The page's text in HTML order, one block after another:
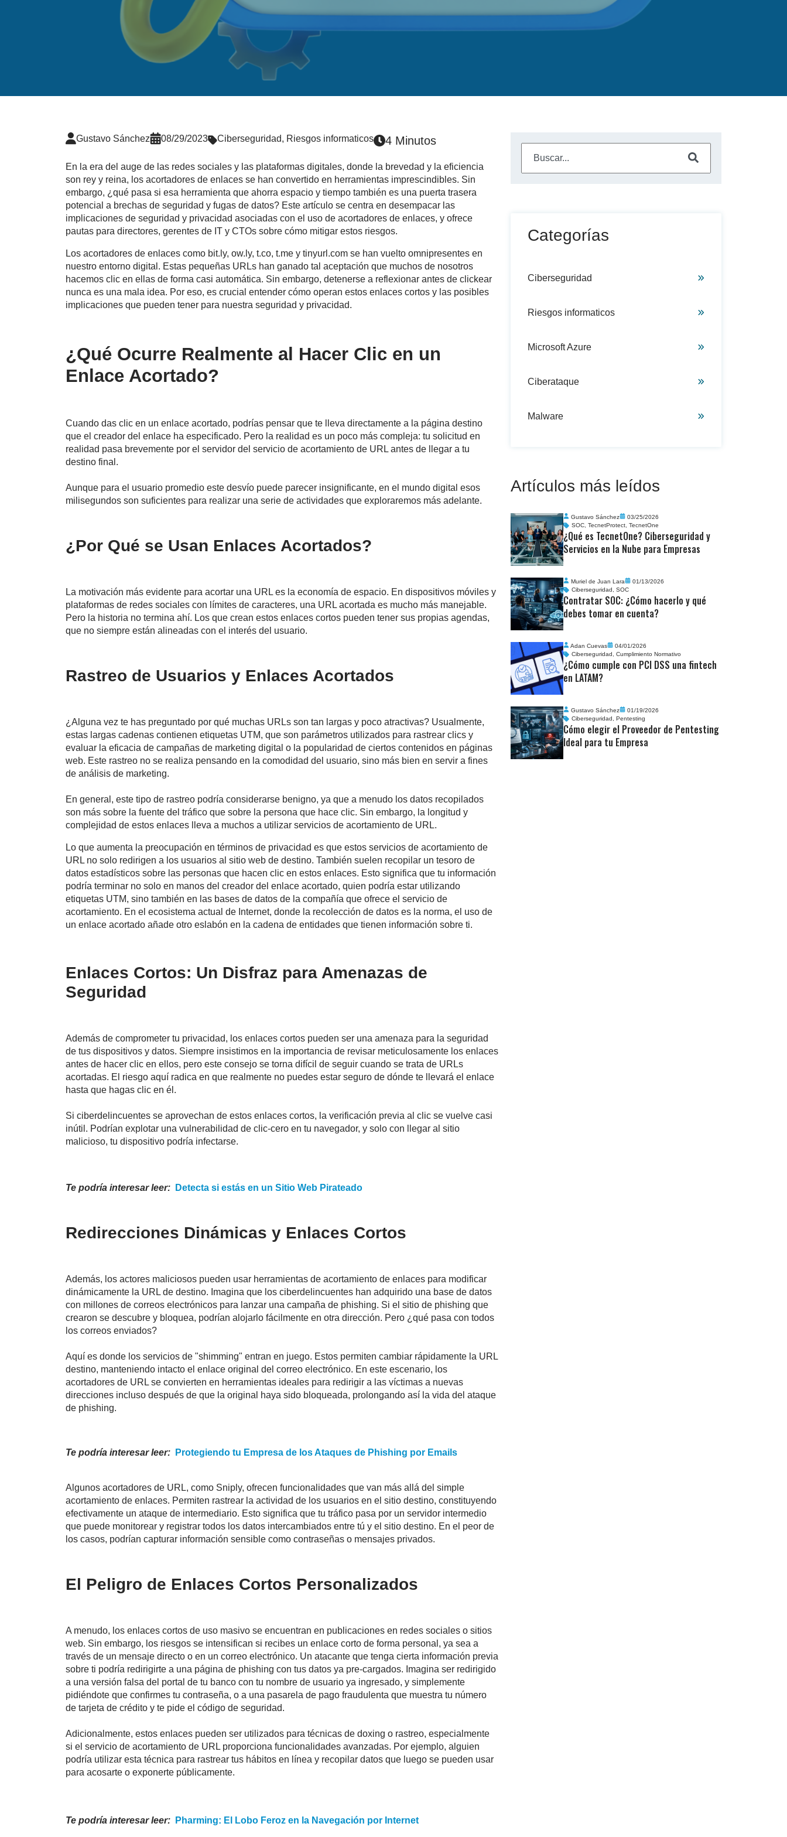
Gustavo Sánchez 08/29/2023 Ciberseguridad, Riesgos informaticos 4 Minutos
En la era del auge de las redes sociales y las plataformas digitales, donde la brevedad y la eficiencia
son rey y reina, los acortadores de enlaces se han convertido en herramientas imprescindibles. Sin
embargo, ¿qué pasa si esa herramienta que ahorra espacio y tiempo también es una puerta trasera
potencial a brechas de seguridad y fugas de datos? Este artículo se centra en desempacar las
implicaciones de seguridad y privacidad asociadas con el uso de acortadores de enlaces, y ofrece
pautas para directores, gerentes de IT y CTOs sobre cómo mitigar estos riesgos.
Los acortadores de enlaces como bit.ly, ow.ly, t.co, t.me y tinyurl.com se han vuelto omnipresentes en
nuestro entorno digital. Estas pequeñas URLs han ganado tal aceptación que muchos de nosotros
hacemos clic en ellas de forma casi automática. Sin embargo, detenerse a reflexionar antes de clickear
nunca es una mala idea. Por eso, es crucial entender cómo operan estos enlaces cortos y las posibles
implicaciones que pueden tener para nuestra seguridad y privacidad.
¿Qué Ocurre Realmente al Hacer Clic en un
Enlace Acortado?
Cuando das clic en un enlace acortado, podrías pensar que te lleva directamente a la página destino
que el creador del enlace ha especificado. Pero la realidad es un poco más compleja: tu solicitud en
realidad pasa brevemente por el servidor del servicio de acortamiento de URL antes de llegar a tu
destino final.
Aunque para el usuario promedio este desvío puede parecer insignificante, en el mundo digital esos
milisegundos son suficientes para realizar una serie de actividades que exploraremos más adelante.
¿Por Qué se Usan Enlaces Acortados?
La motivación más evidente para acortar una URL es la economía de espacio. En dispositivos móviles y
plataformas de redes sociales con límites de caracteres, una URL acortada es mucho más manejable.
Pero la historia no termina ahí. Los que crean estos enlaces cortos pueden tener sus propias agendas,
que no siempre están alineadas con el interés del usuario.
Rastreo de Usuarios y Enlaces Acortados
¿Alguna vez te has preguntado por qué muchas URLs son tan largas y poco atractivas? Usualmente,
estas largas cadenas contienen etiquetas UTM, que son parámetros utilizados para rastrear clics y
evaluar la eficacia de campañas de marketing digital o la popularidad de ciertos contenidos en páginas
web. Este rastreo no se realiza pensando en la comodidad del usuario, sino más bien en servir a fines
de análisis de marketing.
En general, este tipo de rastreo podría considerarse benigno, ya que a menudo los datos recopilados
son más sobre la fuente del tráfico que sobre la persona que hace clic. Sin embargo, la longitud y
complejidad de estos enlaces lleva a muchos a utilizar servicios de acortamiento de URL.
Lo que aumenta la preocupación en términos de privacidad es que estos servicios de acortamiento de
URL no solo redirigen a los usuarios al sitio web de destino. También suelen recopilar un tesoro de
datos estadísticos sobre las personas que hacen clic en estos enlaces. Esto significa que tu información
podría terminar no solo en manos del creador del enlace acortado, quien podría estar utilizando
etiquetas UTM, sino también en las bases de datos de la compañía que ofrece el servicio de
acortamiento. En el ecosistema actual de Internet, donde la recolección de datos es la norma, el uso de
un enlace acortado añade otro eslabón en la cadena de entidades que tienen información sobre ti.
Enlaces Cortos: Un Disfraz para Amenazas de
Seguridad
Además de comprometer tu privacidad, los enlaces cortos pueden ser una amenaza para la seguridad
de tus dispositivos y datos. Siempre insistimos en la importancia de revisar meticulosamente los enlaces
antes de hacer clic en ellos, pero este consejo se torna difícil de seguir cuando se trata de URLs
acortadas. El riesgo aquí radica en que realmente no puedes estar seguro de dónde te llevará el enlace
hasta que hagas clic en él.
Si ciberdelincuentes se aprovechan de estos enlaces cortos, la verificación previa al clic se vuelve casi
inútil. Podrían explotar una vulnerabilidad de clic-cero en tu navegador, y solo con llegar al sitio
malicioso, tu dispositivo podría infectarse.
Te podría interesar leer: Detecta si estás en un Sitio Web Pirateado
Redirecciones Dinámicas y Enlaces Cortos
Además, los actores maliciosos pueden usar herramientas de acortamiento de enlaces para modificar
dinámicamente la URL de destino. Imagina que los ciberdelincuentes han adquirido una base de datos
con millones de correos electrónicos para lanzar una campaña de phishing. Si el sitio de phishing que
crearon se descubre y bloquea, podrían alojarlo fácilmente en otra dirección. Pero ¿qué pasa con todos
los correos enviados?
Aquí es donde los servicios de "shimming" entran en juego. Estos permiten cambiar rápidamente la URL
destino, manteniendo intacto el enlace original del correo electrónico. En este escenario, los
acortadores de URL se convierten en herramientas ideales para redirigir a las víctimas a nuevas
direcciones incluso después de que la original haya sido bloqueada, prolongando así la vida del ataque
de phishing.
Te podría interesar leer: Protegiendo tu Empresa de los Ataques de Phishing por Emails
Algunos acortadores de URL, como Sniply, ofrecen funcionalidades que van más allá del simple
acortamiento de enlaces. Permiten rastrear la actividad de los usuarios en el sitio destino, constituyendo
efectivamente un ataque de intermediario. Esto significa que tu tráfico pasa por un servidor intermedio
que puede monitorear y registrar todos los datos intercambiados entre tú y el sitio destino. En el peor de
los casos, podrían capturar información sensible como contraseñas o mensajes privados.
El Peligro de Enlaces Cortos Personalizados
A menudo, los enlaces cortos de uso masivo se encuentran en publicaciones en redes sociales o sitios
web. Sin embargo, los riesgos se intensifican si recibes un enlace corto de forma personal, ya sea a
través de un mensaje directo o en un correo electrónico. Un atacante que tenga cierta información previa
sobre ti podría redirigirte a una página de phishing con tus datos ya pre-cargados. Imagina ser redirigido
a una versión falsa del portal de tu banco con tu nombre de usuario ya ingresado, y simplemente
pidiéndote que confirmes tu contraseña, o a una pasarela de pago fraudulenta que muestra tu número
de tarjeta de crédito y te pide el código de seguridad.
Adicionalmente, estos enlaces pueden ser utilizados para técnicas de doxing o rastreo, especialmente
si el servicio de acortamiento de URL proporciona funcionalidades avanzadas. Por ejemplo, alguien
podría utilizar esta técnica para rastrear tus hábitos en línea y recopilar datos que luego se pueden usar
para acosarte o exponerte públicamente.
Te podría interesar leer: Pharming: El Lobo Feroz en la Navegación por Internet
Categorías
Ciberseguridad
Riesgos informaticos
Microsoft Azure
Ciberataque
Malware
Artículos más leídos
Gustavo Sánchez
03/25/2026
SOC, TecnetProtect, TecnetOne
¿Qué es TecnetOne? Ciberseguridad y
Servicios en la Nube para Empresas
Muriel de Juan Lara
01/13/2026
Ciberseguridad, SOC
Contratar SOC: ¿Cómo hacerlo y qué
debes tomar en cuenta?
Adan Cuevas
04/01/2026
Ciberseguridad, Cumplimiento Normativo
¿Cómo cumple con PCI DSS una fintech
en LATAM?
Gustavo Sánchez
01/19/2026
Ciberseguridad, Pentesting
Cómo elegir el Proveedor de Pentesting
Ideal para tu Empresa